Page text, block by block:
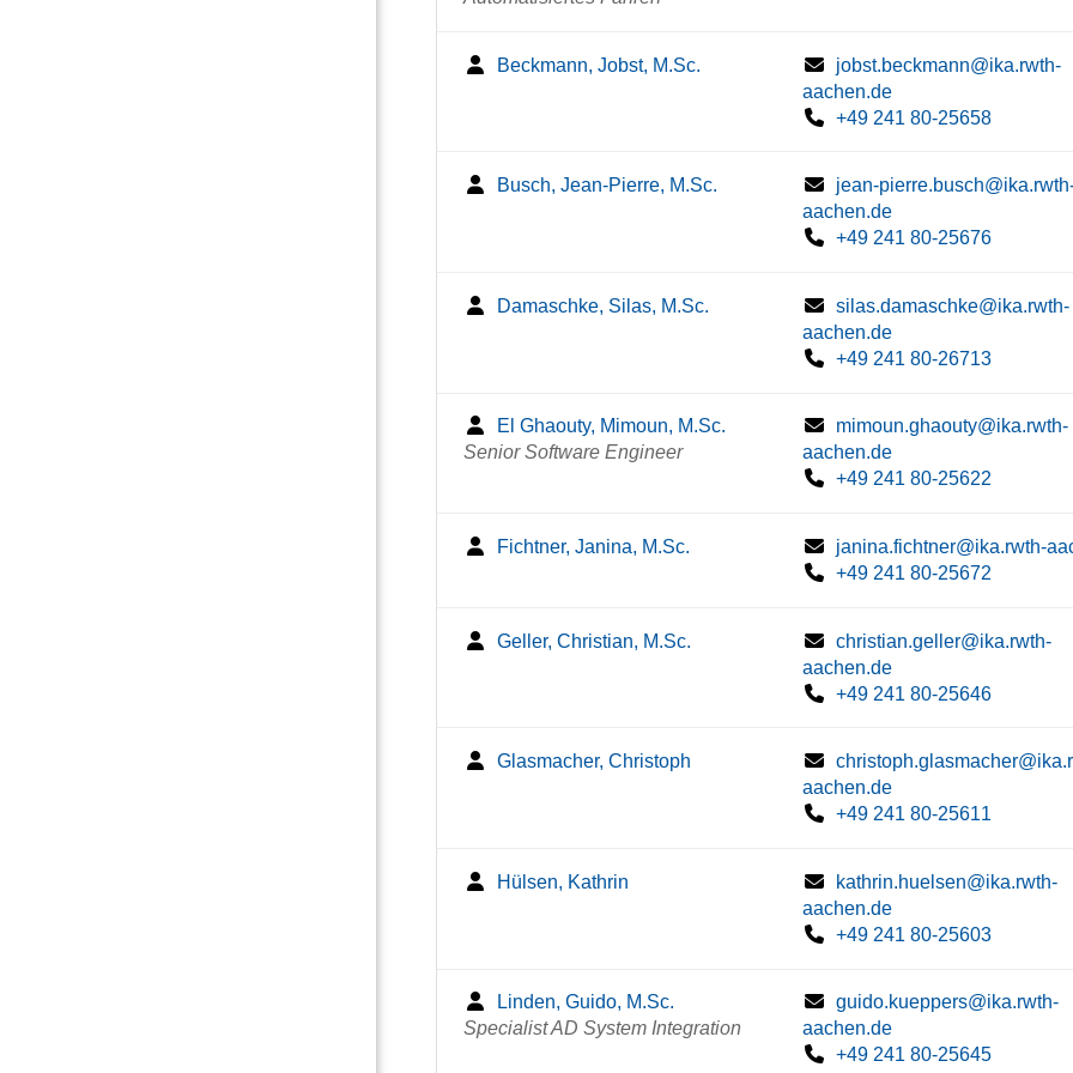
Beckmann, Jobst, M.Sc.
jobst.beckmann@ika.rwth-
aachen.de
+49 241 80-25658
Busch, Jean-Pierre, M.Sc.
jean-
aachen.de
+49 241 80-25676
Damaschke, Silas, M.Sc.
silas.damaschke@ika.rwth-
aachen.de
+49 241 80-26713
El Ghaouty, Mimoun, M.Sc.
Senior Software Engineer
mimoun.ghaouty@ika.rwth-
aachen.de
+49 241 80-25622
Fichtner, Janina, M.Sc.
janina.fichtner@ika.rwth-
+49 241 80-25672
Geller, Christian, M.Sc.
christian.geller@ika.rwth-
aachen.de
+49 241 80-25646
Glasmacher, Christoph
aachen.de
+49 241 80-25611
Hülsen, Kathrin
kathrin.huelsen@ika.rwth-
aachen.de
+49 241 80-25603
Linden, Guido, M.Sc.
Specialist AD System Integration
guido.kueppers@ika.rwth-
aachen.de
+49 241 80-25645